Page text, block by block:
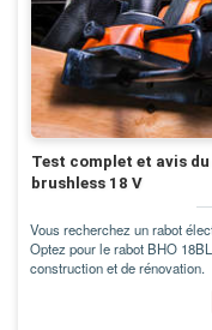
Test complet et avis
brushless 18 V
Vous recherchez un rabot
Optez pour le rabot BHO
construction et de rénovation.